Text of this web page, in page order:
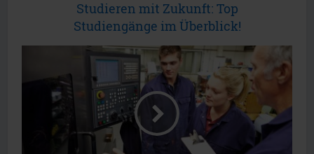
Studieren mit Zukunft: Top
Studiengänge im Überblick!